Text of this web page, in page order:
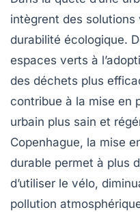
intègrent des solutions
durabilité écologique.
espaces verts à
des déchets plus
contribue à la mise en
urbain plus sain et
Copenhague, la mise
durable permet à plus
d’utiliser le vélo,
pollution